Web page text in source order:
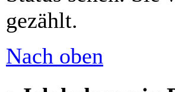
gezählt.
Nach oben